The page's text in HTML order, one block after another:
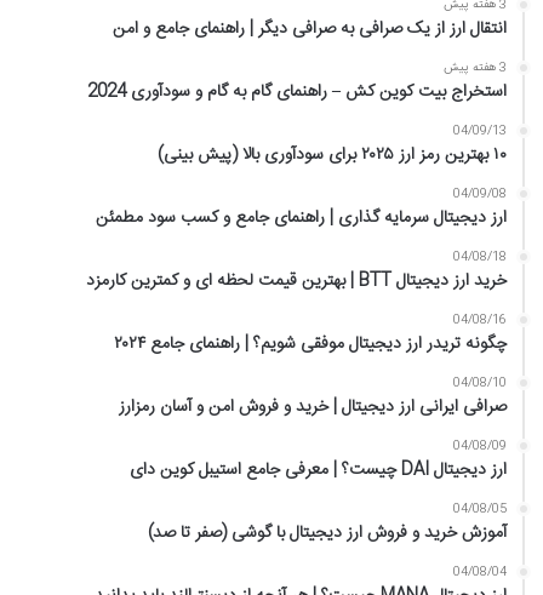
3 هفته پیش
انتقال ارز از یک صرافی به صرافی دیگر | راهنمای جامع و امن
3 هفته پیش
استخراج بیت کوین کش – راهنمای گام به گام و سودآوری 2024
04/09/13
۱۰ بهترین رمز ارز ۲۰۲۵ برای سودآوری بالا (پیش بینی)
04/09/08
ارز دیجیتال سرمایه گذاری | راهنمای جامع و کسب سود مطمئن
04/08/18
خرید ارز دیجیتال BTT | بهترین قیمت لحظه ای و کمترین کارمزد
04/08/16
چگونه تریدر ارز دیجیتال موفقی شویم؟ | راهنمای جامع ۲۰۲۴
04/08/10
صرافی ایرانی ارز دیجیتال | خرید و فروش امن و آسان رمزارز
04/08/09
ارز دیجیتال DAI چیست؟ | معرفی جامع استیبل کوین دای
04/08/05
آموزش خرید و فروش ارز دیجیتال با گوشی (صفر تا صد)
04/08/04